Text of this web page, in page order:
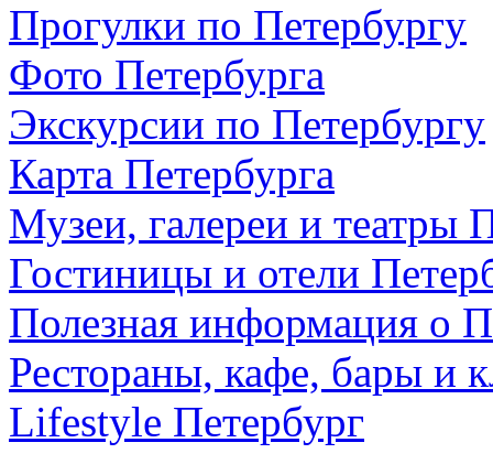
Прогулки по Петербургу
Фото Петербурга
Экскурсии по Петербургу
Карта Петербурга
Музеи, галереи и театры
Гостиницы и отели
Полезная информация о
Рестораны, кафе, бары и
Lifestyle Петербург